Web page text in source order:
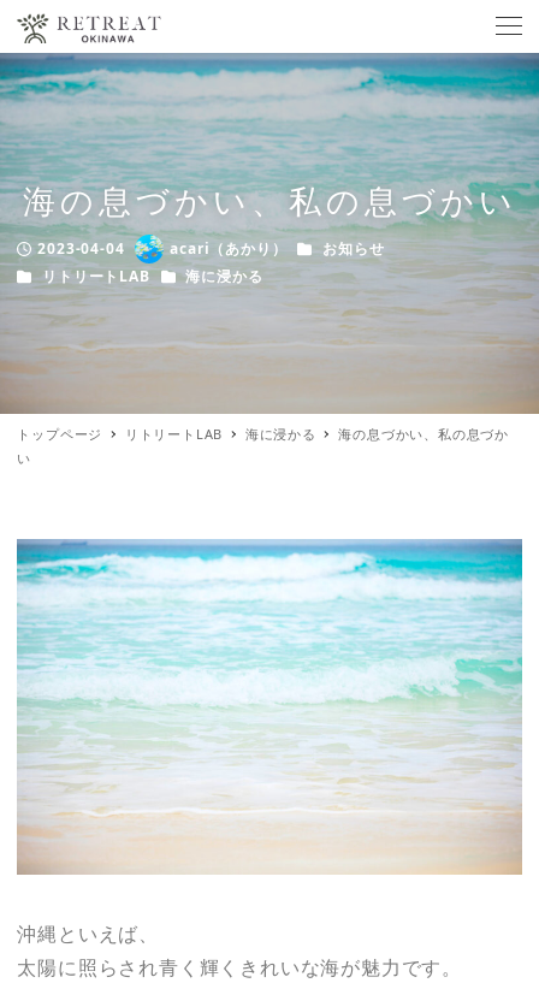
海の息づかい、私の息づかい
Published
2023-04-04
Author
acari（あかり） カテゴリー
お知らせ
カテゴリー
リトリートLAB カテゴリー
海に浸かる
トップページ リトリートLAB 海に浸かる
海の息づかい、私の息づか
い
沖縄といえば、
太陽に照らされ青く輝くきれいな海が魅力です。